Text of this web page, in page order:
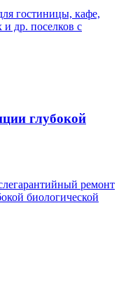
гостиницы, кафе,
др. поселков с
глубокой
ремонт
биологической